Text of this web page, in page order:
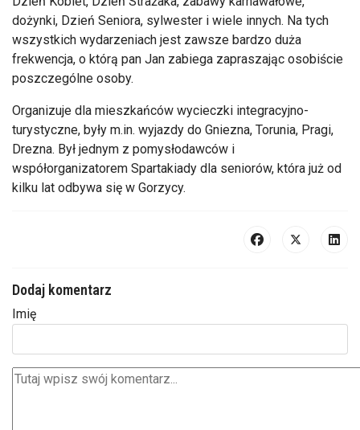
dożynki, Dzień Seniora, sylwester i wiele innych. Na tych
wszystkich wydarzeniach jest zawsze bardzo duża
frekwencja, o którą pan Jan zabiega zapraszając osobiście
poszczególne osoby.
Organizuje dla mieszkańców wycieczki integracyjno-
turystyczne, były m.in. wyjazdy do Gniezna, Torunia, Pragi,
Drezna. Był jednym z pomysłodawców i
współorganizatorem Spartakiady dla seniorów, która już od
kilku lat odbywa się w Gorzycy.
Dodaj komentarz
Imię